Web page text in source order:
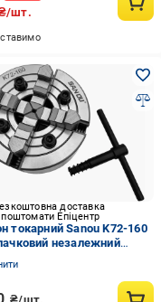
шт.
доставка
Епіцентр
токарний Sanou K72-160
незалежний